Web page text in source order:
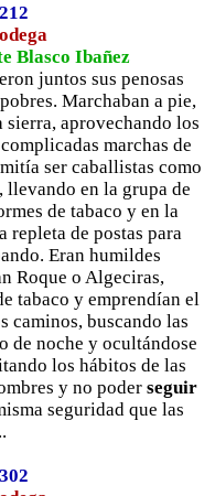
Blasco Ibañez
juntos sus penosas
Marchaban a pie,
sierra, aprovechando los
marchas de
ser caballistas como
llevando en la grupa de
de tabaco y en la
repleta de postas para
Eran humildes
Roque o Algeciras,
tabaco y emprendían el
caminos, buscando las
de noche y ocultándose
los hábitos de las
y no poder seguir
seguridad que las